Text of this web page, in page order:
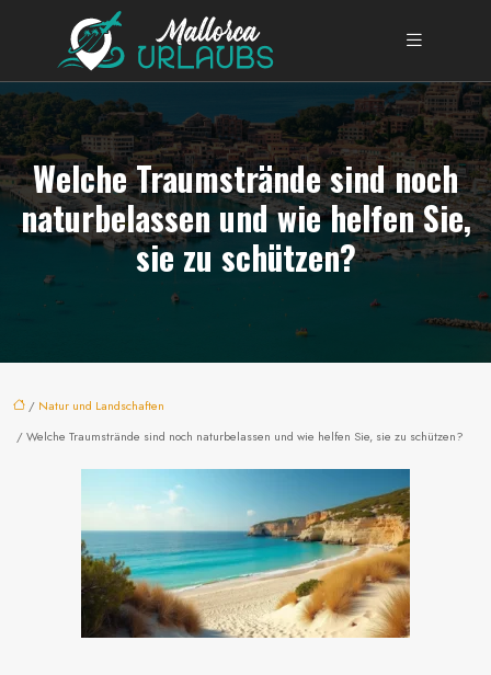
Welche Traumstrände sind noch
naturbelassen und wie helfen Sie,
sie zu schützen?
/ Natur und Landschaften
/ Welche Traumstrände sind noch naturbelassen und wie helfen Sie, sie zu schützen?